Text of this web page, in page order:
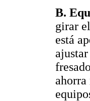
B.
girar
está